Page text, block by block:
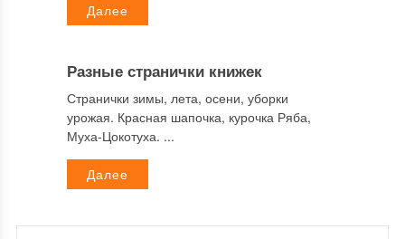
Далее
Разные странички книжек
Странички зимы, лета, осени, уборки
урожая. Красная шапочка, курочка Ряба,
Муха-Цокотуха. ...
Далее